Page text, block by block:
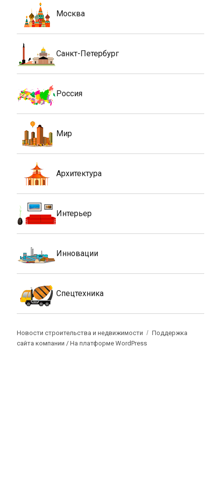
Москва
Санкт-Петербург
Россия
Мир
Архитектура
Интерьер
Инновации
Спецтехника
Новости строительства и недвижимости
Поддержка
сайта компании /На платформе WordPress